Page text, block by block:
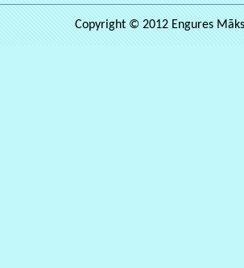
Copyright © 2012 Engures